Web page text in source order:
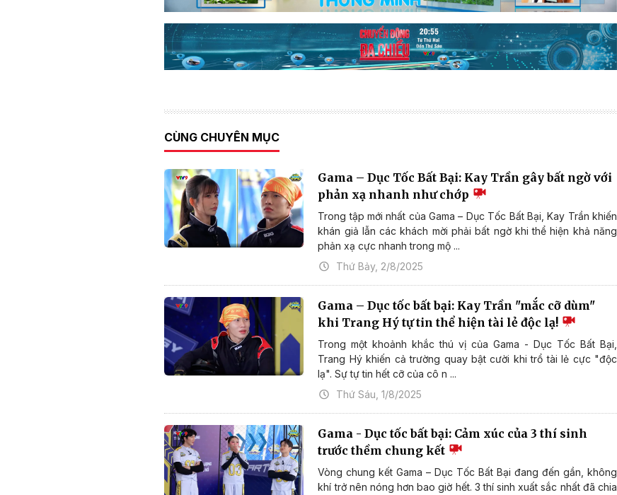
CÙNG CHUYÊN MỤC
Gama – Dục Tốc Bất Bại: Kay Trần gây bất ngờ với
phản xạ nhanh như chớp
Trong tập mới nhất của Gama – Dục Tốc Bất Bại, Kay Trần khiến
khán giả lẫn các khách mời phải bất ngờ khi thể hiện khả năng
phản xạ cực nhanh trong mộ ...
Thứ Bảy, 2/8/2025
Gama – Dục tốc bất bại: Kay Trần "mắc cỡ dùm"
khi Trang Hý tự tin thể hiện tài lẻ độc lạ!
Trong một khoảnh khắc thú vị của Gama - Dục Tốc Bất Bại,
Trang Hý khiến cả trường quay bật cười khi trổ tài lẻ cực "độc
lạ". Sự tự tin hết cỡ của cô n ...
Thứ Sáu, 1/8/2025
Gama - Dục tốc bất bại: Cảm xúc của 3 thí sinh
trước thềm chung kết
Vòng chung kết Gama – Dục Tốc Bất Bại đang đến gần, không
khí trở nên nóng hơn bao giờ hết. 3 thí sinh xuất sắc nhất đã chia